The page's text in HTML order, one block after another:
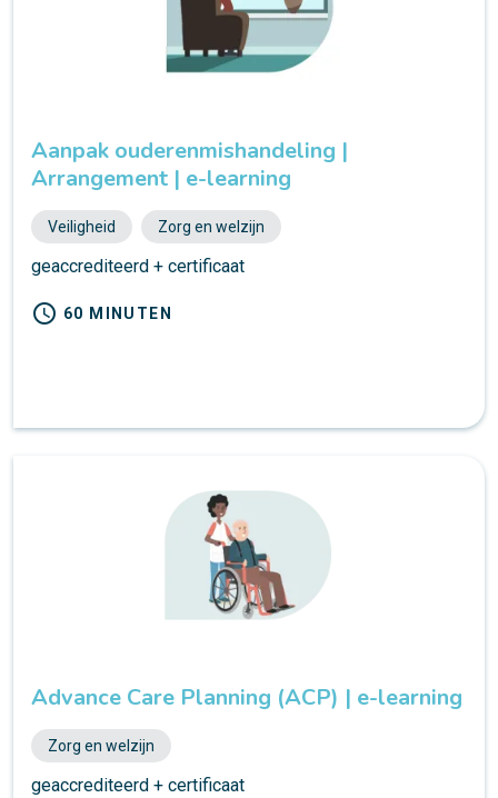
Aanpak ouderenmishandeling |
Arrangement | e-learning
Veiligheid Zorg en welzijn
geaccrediteerd + certificaat
schedule 60 MINUTEN
Advance Care Planning (ACP) | e-learning
Zorg en welzijn
geaccrediteerd + certificaat